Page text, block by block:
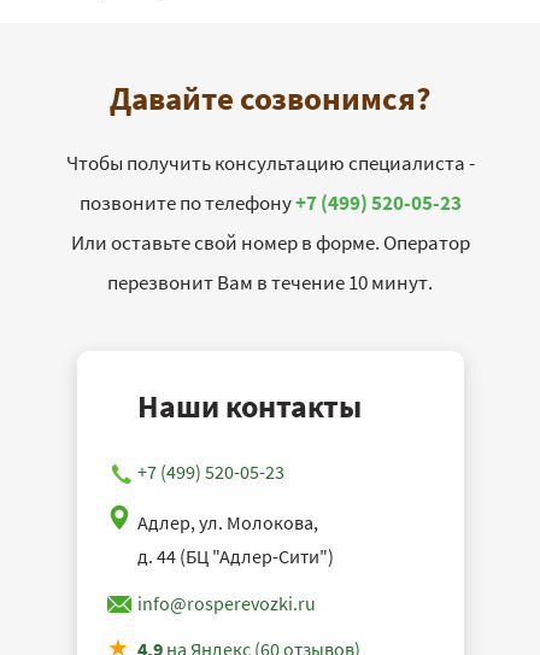
Давайте созвонимся?
Чтобы получить консультацию специалиста -
позвоните по телефону+7 (499) 520-05-23
Или оставьте свой номер в форме. Оператор
перезвонит Вам в течение 10 минут.
Наши контакты
+7 (499) 520-05-23
Адлер, ул. Молокова,
д. 44 (БЦ "Адлер-Сити")
info@rosperevozki.ru
4,9на Яндекс (60 отзывов)